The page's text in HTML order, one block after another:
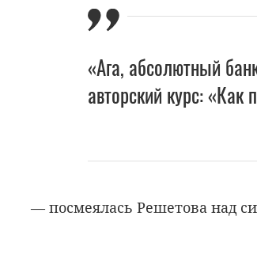
«Ага, абсолютный
авторский курс: «Как
— посмеялась Решетова над